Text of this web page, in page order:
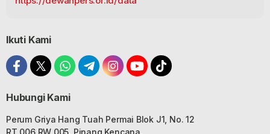
Ikuti Kami
Hubungi Kami
Perum Griya Hang Tuah Permai Blok J1, No. 12